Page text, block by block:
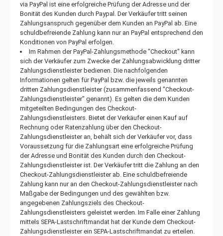
via PayPal ist eine erfolgreiche Prüfung der Adresse und der
Bonität des Kunden durch Paypal. Der Verkäufer tritt seinen
Zahlungsanspruch gegenüber dem Kunden an PayPal ab. Eine
schuldbefreiende Zahlung kann nur an PayPal entsprechend den
Konditionen von PayPal erfolgen.
Im Rahmen der PayPal-Zahlungsmethode "Checkout" kann
sich der Verkäufer zum Zwecke der Zahlungsabwicklung dritter
Zahlungsdienstleister bedienen. Die nachfolgenden
Informationen gelten für PayPal bzw. die jeweils genannten
dritten Zahlungsdienstleister (zusammenfassend "Checkout-
Zahlungsdienstleister" genannt). Es gelten die dem Kunden
mitgeteilten Bedingungen des Checkout-
Zahlungsdienstleisters. Bietet der Verkäufer einen Kauf auf
Rechnung oder Ratenzahlung über den Checkout-
Zahlungsdienstleister an, behält sich der Verkäufer vor, dass
Voraussetzung für die Zahlungsart eine erfolgreiche Prüfung
der Adresse und Bonität des Kunden durch den Checkout-
Zahlungsdienstleister ist. Der Verkäufer tritt die Zahlung an den
Checkout-Zahlungsdienstleister ab. Eine schuldbefreiende
Zahlung kann nur an den Checkout-Zahlungsdienstleister nach
Maßgabe der Bedingungen und des gewählten bzw.
angegebenen Zahlungsziels des Checkout-
Zahlungsdienstleisters geleistet werden. Im Falle einer Zahlung
mittels SEPA-Lastschriftmandat hat der Kunde dem Checkout-
Zahlungsdienstleister ein SEPA-Lastschriftmandat zu erteilen.